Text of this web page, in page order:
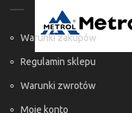
Warunki zakupów
Regulamin sklepu
Warunki zwrotów
Moje konto